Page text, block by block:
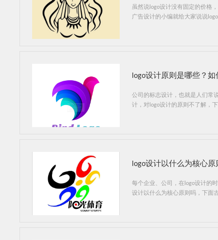
虽然说logo设计没有固定的价格
广告设计的小编就给大家说说
logo设计原则是哪些？
公司的标志设计，也就是人们常
计，对logo设计的原则不了解，
logo设计以什么为核心
每个企业、公司，在logo设计的
设计以什么为核心原则吗，下面